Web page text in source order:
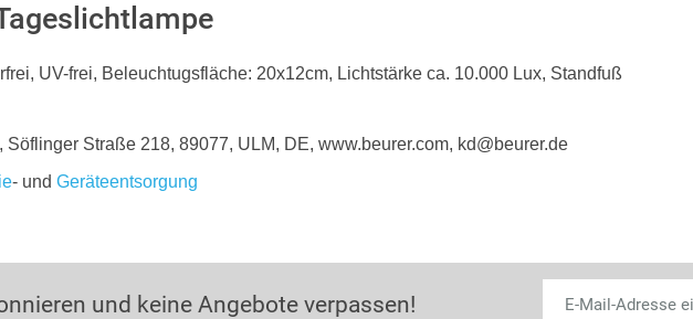
UV-frei, Beleuchtugsfläche: 20x12cm, Lichtstärke ca. 10.000 Lux, Standfuß
Söflinger Straße 218, 89077, ULM, DE, www.beurer.com, kd@beurer.de
- und Geräteentsorgung
und keine Angebote verpassen!